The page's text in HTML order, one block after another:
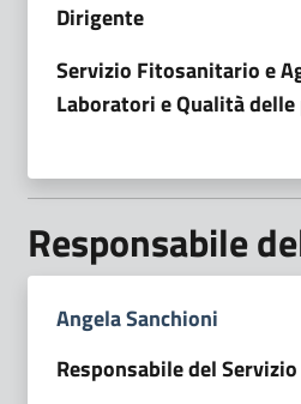
Dirigente
Servizio Fitosanitario e
Laboratori e Qualità
Responsabile
Angela Sanchioni
Responsabile del Servizio